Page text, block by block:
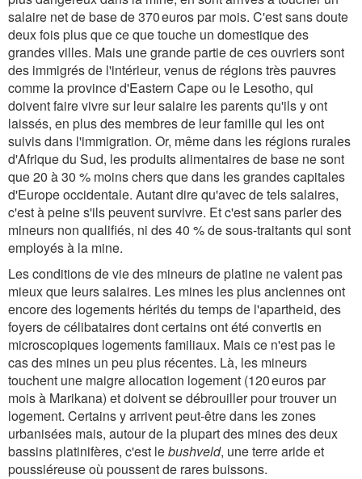
salaire net de base de 370 euros par mois. C'est sans doute
deux fois plus que ce que touche un domestique des
grandes villes. Mais une grande partie de ces ouvriers sont
des immigrés de l'intérieur, venus de régions très pauvres
comme la province d'Eastern Cape ou le Lesotho, qui
doivent faire vivre sur leur salaire les parents qu'ils y ont
laissés, en plus des membres de leur famille qui les ont
suivis dans l'immigration. Or, même dans les régions rurales
d'Afrique du Sud, les produits alimentaires de base ne sont
que 20 à 30 % moins chers que dans les grandes capitales
d'Europe occidentale. Autant dire qu'avec de tels salaires,
c'est à peine s'ils peuvent survivre. Et c'est sans parler des
mineurs non qualifiés, ni des 40 % de sous-traitants qui sont
employés à la mine.
Les conditions de vie des mineurs de platine ne valent pas
mieux que leurs salaires. Les mines les plus anciennes ont
encore des logements hérités du temps de l'apartheid, des
foyers de célibataires dont certains ont été convertis en
microscopiques logements familiaux. Mais ce n'est pas le
cas des mines un peu plus récentes. Là, les mineurs
touchent une maigre allocation logement (120 euros par
mois à Marikana) et doivent se débrouiller pour trouver un
logement. Certains y arrivent peut-être dans les zones
urbanisées mais, autour de la plupart des mines des deux
bassins platinifères, c'est lebushveld, une terre aride et
poussiéreuse où poussent de rares buissons.